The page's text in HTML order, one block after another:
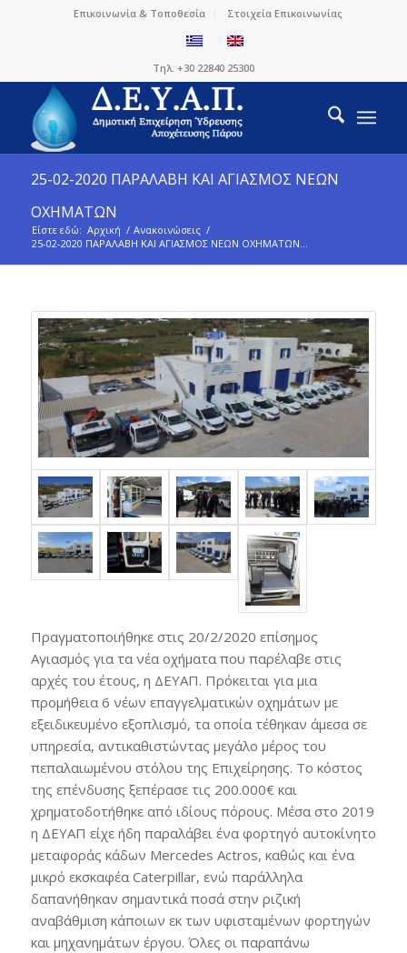
Επικοινωνία & Τοποθεσία Στοιχεία Επικοινωνίας
Τηλ. +30 22840 25300
25-02-2020 ΠΑΡΑΛΑΒΗ ΚΑΙ ΑΓΙΑΣΜΟΣ ΝΕΩΝ
ΟΧΗΜΑΤΩΝ
Είστε εδώ: Αρχική / Ανακοινώσεις /
25-02-2020 ΠΑΡΑΛΑΒΗ ΚΑΙ ΑΓΙΑΣΜΟΣ ΝΕΩΝ ΟΧΗΜΑΤΩΝ...
Πραγματοποιήθηκε στις 20/2/2020 επίσημος
Αγιασμός για τα νέα οχήματα που παρέλαβε στις
αρχές του έτους, η ΔΕΥΑΠ. Πρόκειται για μια
προμήθεια 6 νέων επαγγελματικών οχημάτων με
εξειδικευμένο εξοπλισμό, τα οποία τέθηκαν άμεσα σε
υπηρεσία, αντικαθιστώντας μεγάλο μέρος του
πεπαλαιωμένου στόλου της Επιχείρησης. Το κόστος
της επένδυσης ξεπέρασε τις 200.000€ και
χρηματοδοτήθηκε από ιδίους πόρους. Μέσα στο 2019
η ΔΕΥΑΠ είχε ήδη παραλάβει ένα φορτηγό αυτοκίνητο
μεταφοράς κάδων Mercedes Actros, καθώς και ένα
μικρό εκσκαφέα Caterpillar, ενώ παράλληλα
δαπανήθηκαν σημαντικά ποσά στην ριζική
αναβάθμιση κάποιων εκ των υφισταμένων φορτηγών
και μηχανημάτων έργου. Όλες οι παραπάνω